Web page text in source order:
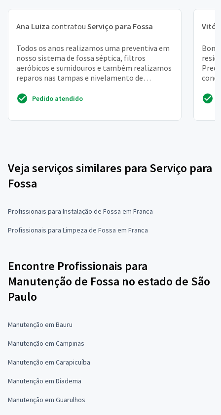
Ana Luiza contratou Serviço para Fossa
Todos os anos realizamos uma preventiva em
nosso sistema de fossa séptica, filtros
aeróbicos e sumidouros e também realizamos
reparos nas tampas e nivelamento de
Pedido atendido
Bom
Veja serviços similares para Serviço para
Fossa
Profissionais para Instalação de Fossa em Franca
Profissionais para Limpeza de Fossa em Franca
Encontre Profissionais para
Manutenção de Fossa no estado de São
Paulo
Manutenção em Bauru
Manutenção em Campinas
Manutenção em Carapicuíba
Manutenção em Diadema
Manutenção em Guarulhos